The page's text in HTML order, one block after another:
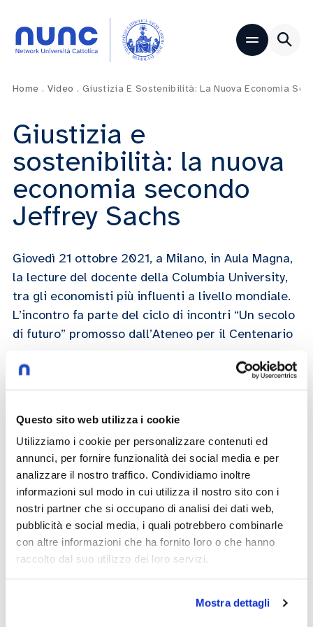
Questo sito web utilizza i cookie
Utilizziamo i cookie per personalizzare contenuti ed
annunci, per fornire funzionalità dei social media e per
analizzare il nostro traffico. Condividiamo inoltre
informazioni sul modo in cui utilizza il nostro sito con i
nostri partner che si occupano di analisi dei dati web,
pubblicità e social media, i quali potrebbero combinarle
con altre informazioni che ha fornito loro o che hanno
raccolto dal suo utilizzo dei loro servizi.
Mostra dettagli
Home . Video . Giustizia E Sostenibilità: La Nuova Economia
Giustizia e
sostenibilità: la nuova
economia secondo
Jeffrey Sachs
Giovedì 21 ottobre 2021, a Milano, in Aula Magna,
la lecture del docente della Columbia University,
tra gli economisti più influenti a livello mondiale.
L’incontro fa parte del ciclo di incontri “Un secolo
di futuro” promosso dall’Ateneo per il Centenario
Play now
centenario economia
english content